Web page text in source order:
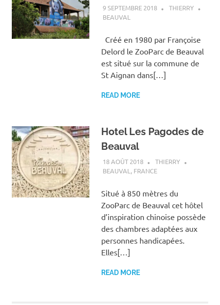
9 SEPTEMBRE 2018
THIERRY
BEAUVAL
Créé en 1980 par Françoise
Delord le ZooParc de Beauval
est situé sur la commune de
St Aignan dans[…]
READ MORE
Hotel Les Pagodes de
Beauval
18 AOÛT 2018
THIERRY
BEAUVAL , FRANCE
Situé à 850 mètres du
ZooParc de Beauval cet hôtel
d’inspiration chinoise possède
des chambres adaptées aux
personnes handicapées.
Elles[…]
READ MORE